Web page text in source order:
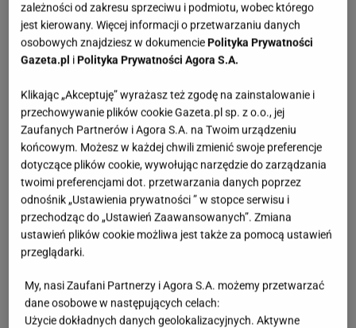
Zobacz wideo"Sanatorium Miłości" z bliska! Oto
najpiękniej położone uzdrowisko w Polsce
Ciężkowice zostaną nowym uzdrowiskiem w
Małopolsce. Lecznicza woda popłynie z "Ignacego"
Największą nadzieją dla miejscowości jest odwiert
"Ignacy", z którego wydobywana jest woda
siarczkowa o potwierdzonych właściwościach
leczniczych. Specjaliści wskazują, że może
pomagać osobom z chorobami reumatycznymi oraz
wydobywana z głębokości około jednegokilometra
została oficjalnie uznana za leczniczą już w 2020
zależności od zakresu sprzeciwu i podmiotu, wobec którego
jest kierowany. Więcej informacji o przetwarzaniu danych
osobowych znajdziesz w dokumenciePolityka Prywatności
Gazeta.pl iPolityka Prywatności Agora S.A.
Klikając „Akceptuję” wyrażasz też zgodę na zainstalowanie i
przechowywanie plików cookie Gazeta.pl sp. z o.o., jej
Zaufanych Partnerów i Agora S.A. na Twoim urządzeniu
końcowym. Możesz w każdej chwili zmienić swoje preferencje
dotyczące plików cookie, wywołując narzędzie do zarządzania
twoimi preferencjami dot. przetwarzania danych poprzez
odnośnik „Ustawienia prywatności ” w stopce serwisu i
przechodząc do „Ustawień Zaawansowanych”. Zmiana
ustawień plików cookie możliwa jest także za pomocą ustawień
przeglądarki.
My, nasi Zaufani Partnerzy i Agora S.A. możemy przetwarzać
dane osobowe w następujących celach:
Użycie dokładnych danych geolokalizacyjnych. Aktywne